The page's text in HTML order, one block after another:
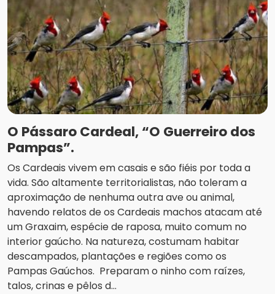
O Pássaro Cardeal, “O Guerreiro dos
Pampas”.
Os Cardeais vivem em casais e são fiéis por toda a
vida. São altamente territorialistas, não toleram a
aproximação de nenhuma outra ave ou animal,
havendo relatos de os Cardeais machos atacam até
um Graxaim, espécie de raposa, muito comum no
interior gaúcho. Na natureza, costumam habitar
descampados, plantações e regiões como os
Pampas Gaúchos. Preparam o ninho com raízes,
talos, crinas e pêlos d...